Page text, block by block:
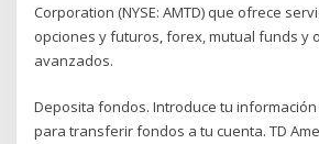
Corporation (NYSE: AMTD) que ofrece
opciones y futuros, forex, mutual funds y
avanzados.
Deposita fondos. Introduce tu
para transferir fondos a tu cuenta. TD